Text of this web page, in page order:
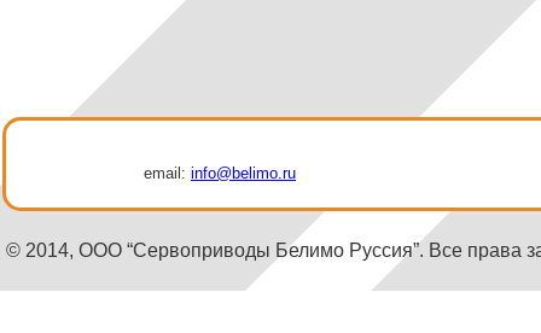
email: info@belimo.ru
© 2014, ООО “Сервоприводы Белимо Руссия”. Все права